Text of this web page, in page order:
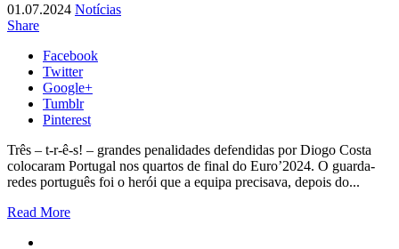
01.07.2024 Notícias
Share
Facebook
Twitter
Google+
Tumblr
Pinterest
Três – t-r-ê-s! – grandes penalidades defendidas por Diogo Costa
colocaram Portugal nos quartos de final do Euro’2024. O guarda-
redes português foi o herói que a equipa precisava, depois do...
Read More